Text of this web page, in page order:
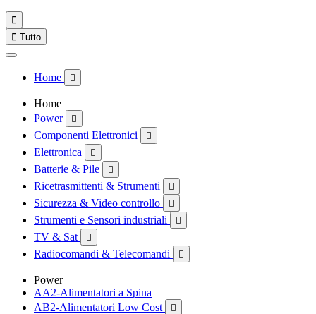

 Tutto
Home 
Home
Power

Componenti Elettronici 
Elettronica 
Batterie & Pile 
Ricetrasmittenti & Strumenti 
Sicurezza & Video controllo 
Strumenti e Sensori industriali 
TV & Sat 
Radiocomandi & Telecomandi 
Power
AA2-Alimentatori a Spina
AB2-Alimentatori Low Cost
